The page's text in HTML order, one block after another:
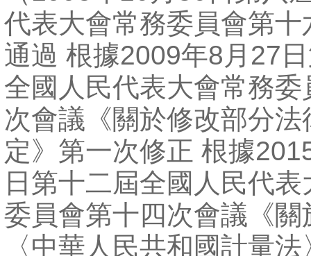
代表大會常務委員會第十
通過 根據2009年8月27
全國人民代表大會常務委
次會議《關於修改部分法
定》第一次修正 根據
日第十二屆全國人民代
委員會第十四次會議《關
〈中華人民共和國計量